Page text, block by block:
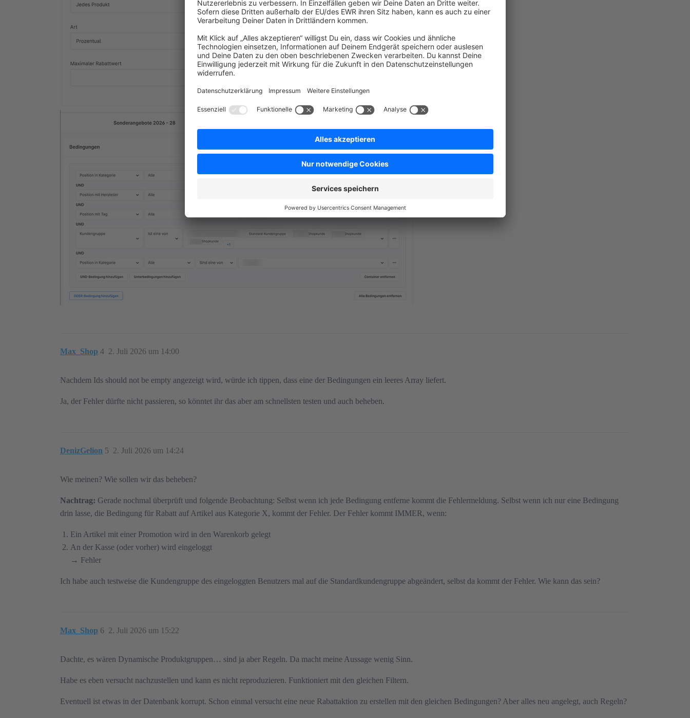
Max_Shop 2. Juli 2026 um 14:00
4
Nachdem Ids should not be empty angezeigt wird, würde ich tippen, dass eine der Bedingungen ein leeres Array liefert.
Ja, der Fehler dürfte nicht passieren, so könntet ihr das aber am schnellsten testen und auch beheben.
DenizGelion 2. Juli 2026 um 14:24
5
Wie meinen? Wie sollen wir das beheben?
Nachtrag: Gerade nochmal überprüft und folgende Beobachtung: Selbst wenn ich jede Bedingung entferne kommt die Fehlermeldung. Selbst wenn ich nur eine Bedingung
drin lasse, die Bedingung für Rabatt auf Artikel aus Kategorie X, kommt der Fehler. Der Fehler kommt IMMER, wenn:
Ein Artikel mit einer Promotion wird in den Warenkorb gelegt
An der Kasse (oder vorher) wird eingeloggt
→ Fehler
Ich habe auch testweise die Kundengruppe des eingeloggten Benutzers mal auf die Standardkundengruppe abgeändert, selbst da kommt der Fehler. Wie kann das sein?
Max_Shop 2. Juli 2026 um 15:22
6
Dachte, es wären Dynamische Produktgruppen… sind ja aber Regeln. Da macht meine Aussage wenig Sinn.
Habe es eben versucht nachzustellen und kann es nicht reproduzieren. Funktioniert mit den gleichen Filtern.
Eventuell ist etwas in der Datenbank korrupt. Schon einmal versucht eine neue Rabattaktion zu erstellen mit den gleichen Bedingungen? Aber alles neu angelegt, auch Regeln?